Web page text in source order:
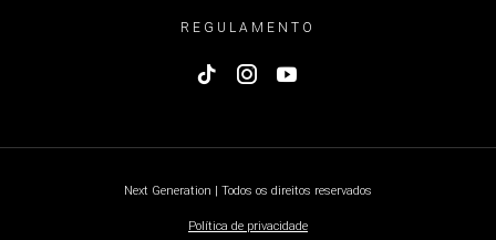
REGULAMENTO
Next Generation | Todos os direitos reservados
Política de privacidade